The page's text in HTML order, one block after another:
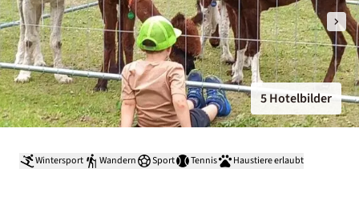
5 Hotelbilder
Wintersport Wandern Sport Tennis Haustiere erlaubt